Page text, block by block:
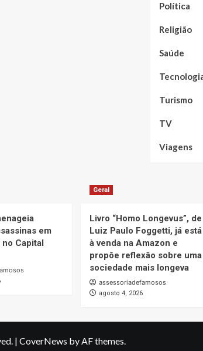
Política
Religião
Saúde
Turismo
TV
Viagens
em
no Capital
Geral
Livro “Homo Longevus”, de
Luiz Paulo Foggetti, já está
à venda na Amazon e
propõe reflexão sobre uma
sociedade mais longeva
assessoriadefamosos
agosto 4, 2026
| CoverNews by AF themes.